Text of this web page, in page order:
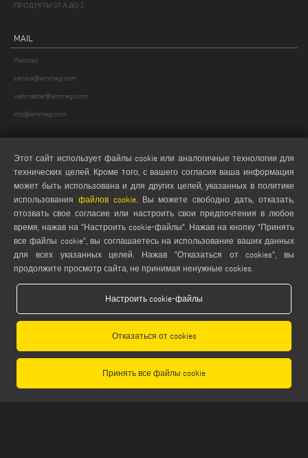
ПРОДУКТЫ OT А ДО Z
MAIL
Webmail
service@emmegi.com
webmaster@emmegi.com
info@emmegi.com
ЮРИДИЧЕСКАЯ ПОДДЕРЖКА
PRIVACY POLICY
LEGAL NOTES
GENERAL TERMS AND CONDITION OF DISTRIBUTION
Этот сайт использует файлы cookie или аналогичные технологии для
технических целей. Кроме того, с вашего согласия ваша информация
может быть использована и для других целей, указанных в политике
использования файлов cookie. Вы можете свободно дать, отказать,
отозвать свое согласие или настроить свои предпочтения в любое
время, нажав на "Настроить cookie-файлы". Нажав на кнопку "Принять
все файлы cookie", вы соглашаетесь на использование ваших данных
для всех указанных целей. Нажав "Отказаться от cookies", вы
продолжите просмотр сайта, не принимая ненужные cookies.
Настроить cookie-файлы
Отказаться от cookies
Принять все файлы cookie